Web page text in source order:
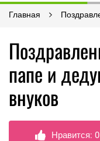
Главная
папе и
внуков
Нравится:0